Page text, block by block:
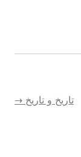
تاریخ و تاریخ →